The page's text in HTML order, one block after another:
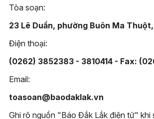
Tòa soạn:
23 Lê Duẩn, phường Buôn Ma
Điện thoại:
(0262) 3852383 - 3810414 - Fax:
Email:
toasoan@baodaklak.vn
Ghi rõ nguồn "Báo Đắk Lắk điện tử" khi